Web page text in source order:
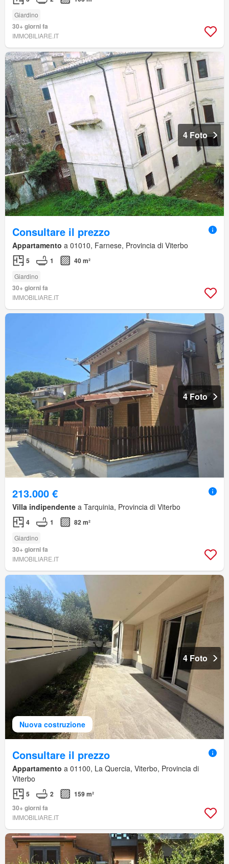
Giardino
30+ giorni fa
IMMOBILIARE.IT
4 Foto
Consultare il prezzo
Appartamento a 01010, Farnese, Provincia di Viterbo
5 1 40 m²
Giardino
30+ giorni fa
IMMOBILIARE.IT
4 Foto
213.000 €
Villa indipendente a Tarquinia, Provincia di Viterbo
4 1 82 m²
Giardino
30+ giorni fa
IMMOBILIARE.IT
Nuova costruzione
4 Foto
Consultare il prezzo
Appartamento a 01100, La Quercia, Viterbo, Provincia di
Viterbo
5 2
159 m²
30+ giorni fa
IMMOBILIARE.IT